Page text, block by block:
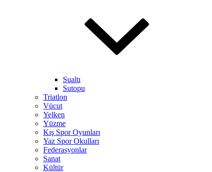
Sualtı
Sutopu
Triatlon
Vücut
Yelken
Yüzme
Kış Spor Oyunları
Yaz Spor Okulları
Federasyonlar
Sanat
Kültür